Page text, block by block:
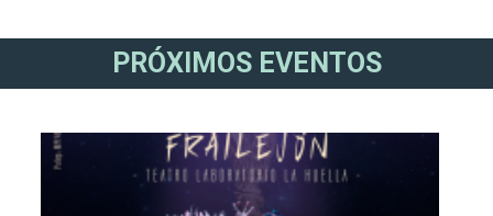
PRÓXIMOS EVENTOS